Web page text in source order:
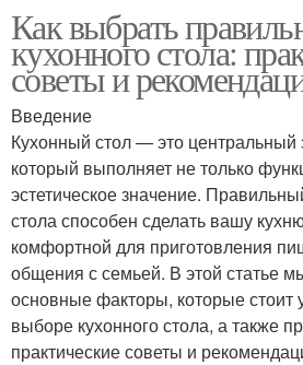
Как выбрать
кухонного стола:
советы и
Введение
Кухонный стол — это центральный
который выполняет не только
эстетическое значение.
стола способен сделать вашу
комфортной для приготовления
общения с семьей. В этой статье
основные факторы, которые стоит
выборе кухонного стола, а также
практические советы и